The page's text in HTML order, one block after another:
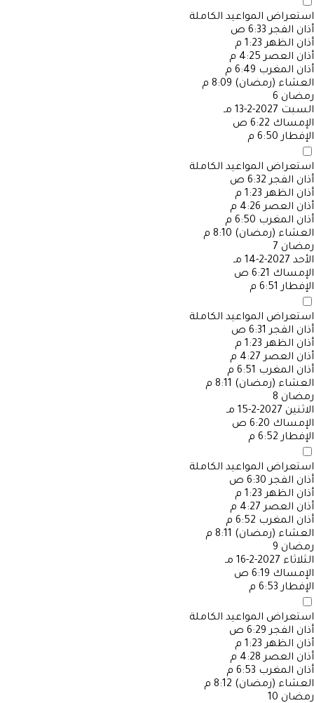
استعراض المواعيد الكاملة
أذان الفجر 6:33 ص
أذان الظهر 1:23 م
أذان العصر 4:25 م
أذان المغرب 6:49 م
العشاء (رمضان) 8:09 م
رمضان 6
السبت 2027-2-13 مـ
الإمساك 6:22 ص
الإفطار 6:50 م
استعراض المواعيد الكاملة
أذان الفجر 6:32 ص
أذان الظهر 1:23 م
أذان العصر 4:26 م
أذان المغرب 6:50 م
العشاء (رمضان) 8:10 م
رمضان 7
الأحد 2027-2-14 مـ
الإمساك 6:21 ص
الإفطار 6:51 م
استعراض المواعيد الكاملة
أذان الفجر 6:31 ص
أذان الظهر 1:23 م
أذان العصر 4:27 م
أذان المغرب 6:51 م
العشاء (رمضان) 8:11 م
رمضان 8
الاثنين 2027-2-15 مـ
الإمساك 6:20 ص
الإفطار 6:52 م
استعراض المواعيد الكاملة
أذان الفجر 6:30 ص
أذان الظهر 1:23 م
أذان العصر 4:27 م
أذان المغرب 6:52 م
العشاء (رمضان) 8:11 م
رمضان 9
الثلاثاء 2027-2-16 مـ
الإمساك 6:19 ص
الإفطار 6:53 م
استعراض المواعيد الكاملة
أذان الفجر 6:29 ص
أذان الظهر 1:23 م
أذان العصر 4:28 م
أذان المغرب 6:53 م
العشاء (رمضان) 8:12 م
رمضان 10